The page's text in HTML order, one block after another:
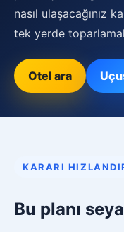
nasıl ulaşacağınız
tek yerde
Otel ara
KARARI
Bu planı